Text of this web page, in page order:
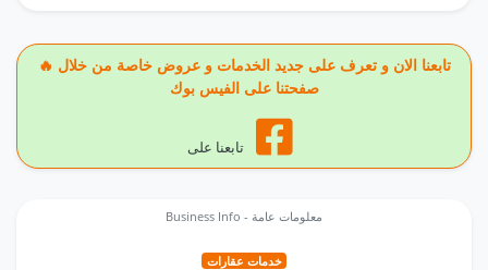
🔥 تابعنا الان و تعرف على جديد الخدمات و عروض خاصة من خلال
صفحتنا على الفيس بوك
تابعنا على
Business Info - معلومات عامة
خدمات عقارات